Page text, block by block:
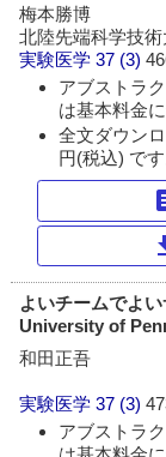
梅本勝博
北陸先端科学技
実験医学 37 (3)
アブストラ
は基本料金
全文ダウン
円(税込) です
よいチームでよ
University of
和田正吾
実験医学 37 (3)
アブストラ